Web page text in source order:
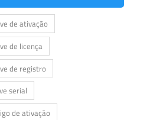
de ativação
de licença
de registro
serial
de ativação